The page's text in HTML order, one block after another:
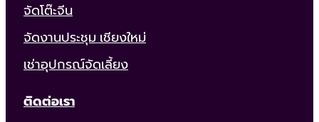
จัดโต๊ะจีน
จัดงานประชุม เชียงใหม่
เช่าอุปกรณ์จัดเลี้ยง
ติดต่อเรา